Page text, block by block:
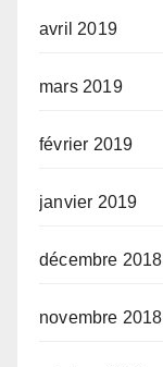
avril 2019
mars 2019
février 2019
janvier 2019
décembre 2018
novembre 2018